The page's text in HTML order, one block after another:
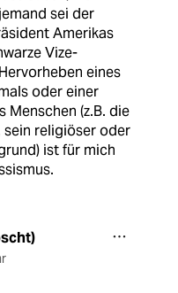
sei der
Amerikas
Vize-
eines
oder einer
Menschen (z.B. die
religiöser oder
ist für mich